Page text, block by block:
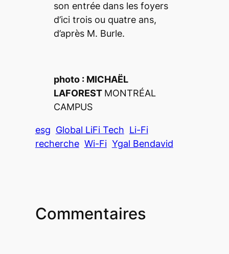
son entrée dans les foyers
d’ici trois ou quatre ans,
d’après M. Burle.
photo : MICHAËL
LAFOREST MONTRÉAL
CAMPUS
esg Global LiFi Tech Li-Fi
recherche Wi-Fi Ygal Bendavid
Commentaires